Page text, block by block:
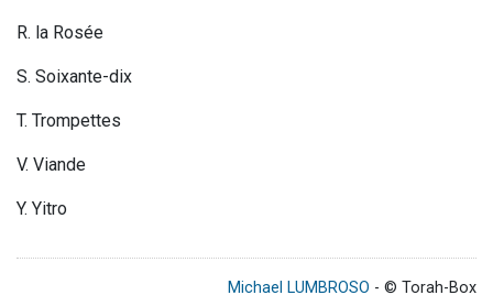
R. la Rosée
S. Soixante-dix
T. Trompettes
V. Viande
Y. Yitro
Michael LUMBROSO - © Torah-Box